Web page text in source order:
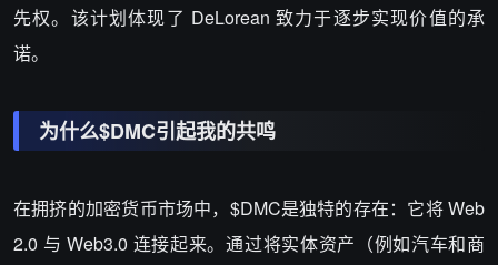
先权。该计划体现了 DeLorean 致力于逐步实现价值的承
诺。
为什么$DMC引起我的共鸣
在拥挤的加密货币市场中， $DMC是独特的存在：它将 Web
2.0 与 Web3.0 连接起来。通过将实体资产（例如汽车和商